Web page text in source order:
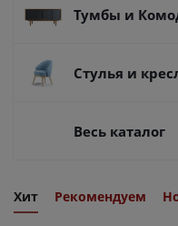
Тумбы и
Стулья и
Весь каталог
Хит Рекомендуем